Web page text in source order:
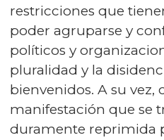
restricciones que
poder agruparse y
políticos y
pluralidad y la
bienvenidos. A su
manifestación que se
duramente reprimida